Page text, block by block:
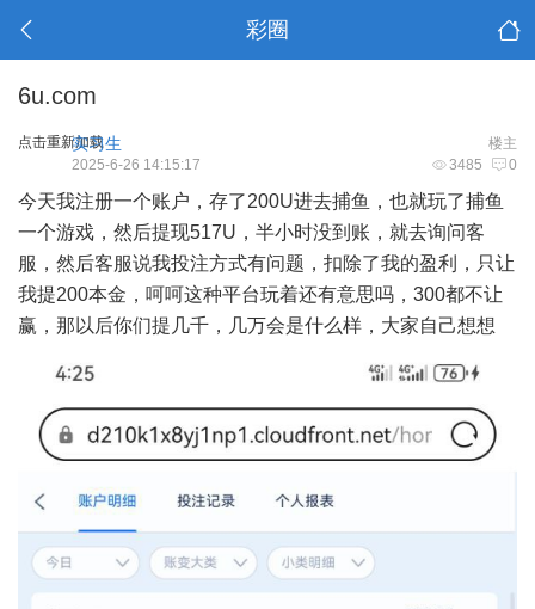
彩圈
6u.com
点击重新加载 楼主
实习生
3485 0
2025-6-26 14:15:17
今天我注册一个账户，存了200U进去捕鱼，也就玩了捕鱼
一个游戏，然后提现517U，半小时没到账，就去询问客
服，然后客服说我投注方式有问题，扣除了我的盈利，只让
我提200本金，呵呵这种平台玩着还有意思吗，300都不让
赢，那以后你们提几千，几万会是什么样，大家自己想想